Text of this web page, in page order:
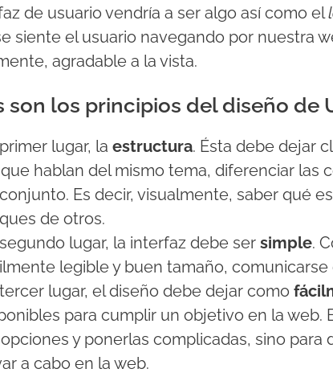
de usuario vendría a ser algo así como el
siente el usuario navegando por nuestra
agradable a la vista.
son los principios del diseño de
lugar, la estructura. Ésta debe dejar
hablan del mismo tema, diferenciar las
Es decir, visualmente, saber qué
de otros.
lugar, la interfaz debe ser simple.
legible y buen tamaño, comunicarse
lugar, el diseño debe dejar como
para cumplir un objetivo en la web.
y ponerlas complicadas, sino
a cabo en la web.